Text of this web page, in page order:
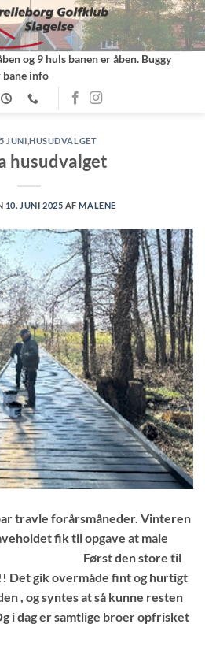
og 9 huls banen er åben. Buggy
bane info
JUNI ,HUSUDVALGET
husudvalget
10. JUNI 2025 AFMALENE
travle forårsmåneder. Vinteren
fik til opgave at male
Først den store til
Det gik overmåde fint og hurtigt
, og syntes at så kunne resten
i dag er samtlige broer opfrisket